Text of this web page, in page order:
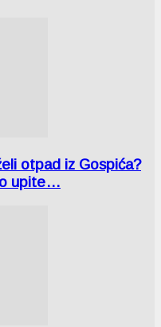
otpad iz Gospića?
upite…